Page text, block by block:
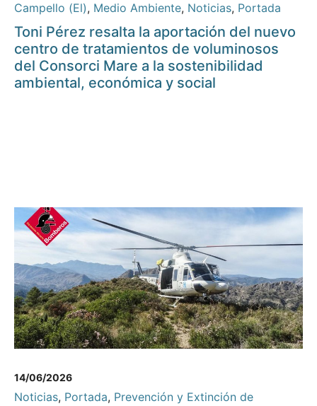
Campello (El), Medio Ambiente, Noticias, Portada
Toni Pérez resalta la aportación del nuevo
centro de tratamientos de voluminosos
del Consorci Mare a la sostenibilidad
ambiental, económica y social
14/06/2026
Noticias, Portada, Prevención y Extinción de